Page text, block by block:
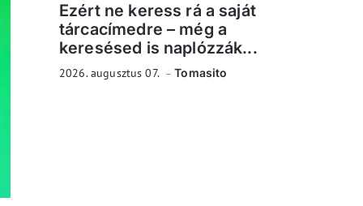
Ezért ne keress rá a saját
tárcacímedre – még a
keresésed is naplózzák...
2026. augusztus 07. Tomasito